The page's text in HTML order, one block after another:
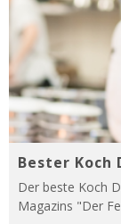
Bester Koch
Der beste Koch
Magazins "Der